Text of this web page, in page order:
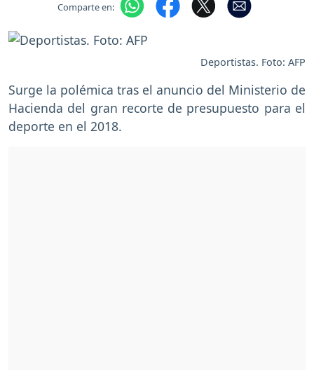
Comparte en:
Deportistas. Foto: AFP
Surge la polémica tras el anuncio del Ministerio de
Hacienda del gran recorte de presupuesto para el
deporte en el 2018.